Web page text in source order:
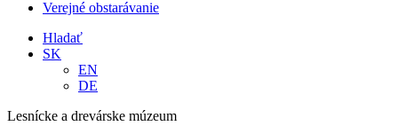
Verejné obstarávanie
Hladať
SK
EN
DE
Lesnícke a drevárske múzeum